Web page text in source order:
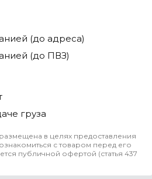
(до адреса)
(до ПВЗ)
груза
в целях предоставления
с товаром перед его
публичной офертой (статья 437